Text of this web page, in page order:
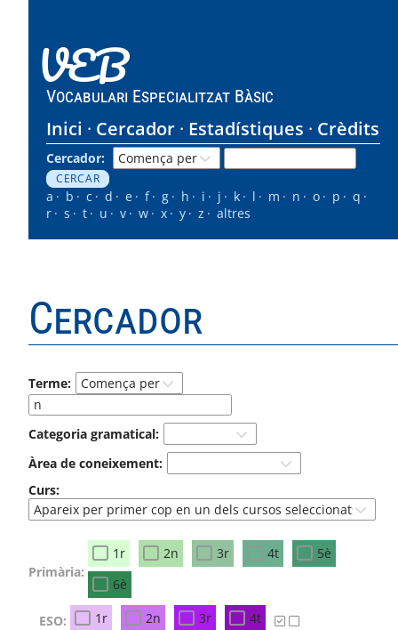
VEB
Vocabulari Especialitzat Bàsic
Inici Cercador Estadístiques Crèdits
Cercador:
a b c d e f g h i j k l m n o p
q
r
s t u v w x y z altres
Cercador
Terme:
Categoria gramatical:
Àrea de coneixement:
Curs:
Primària:
1r 2n 3r 4t
5è
6è
ESO: 1r 2n 3r
4t